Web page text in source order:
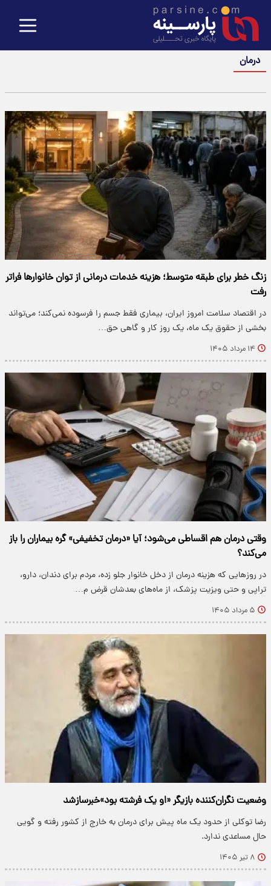
درمان
زنگ خطر برای طبقه متوسط؛ هزینه خدمات درمانی از توان خانوارها فراتر
رفت
در اقتصاد سلامت امروز ایران، بیماری فقط جسم را فرسوده نمی‌کند؛ می‌تواند
بخشی از حقوق یک ماه، یک روز کار و گاهی حق…
۱۴ مرداد ۱۴۰۵
وقتی درمان هم اقساطی می‌شود؛ آیا «درمان تخفیفی» گره بیماران را باز
می‌کند؟
در روزهایی که هزینه درمان از دخل خانوار جلو زده، مردم برای دندان، دارو،
تراپی و حتی ویزیت پزشک، از ماه‌های بعدشان قرض م…
۵ مرداد ۱۴۰۵
وضعیت نگران‌کننده بازیگر «او یک فرشته بود»خبرسازشد
رضا توکلی از حدود یک ماه پیش برای درمان به خارج از کشور رفته و گویی
حال مساعدی ندارد.
۸ تیر ۱۴۰۵